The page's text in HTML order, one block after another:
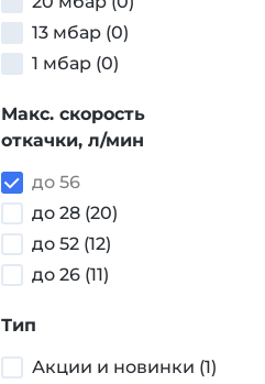
13 мбар (0)
1 мбар (0)
Макс. скорость
откачки, л/мин
до 56
до 28 (20)
до 52 (12)
до 26 (11)
Тип
Акции и новинки (1)